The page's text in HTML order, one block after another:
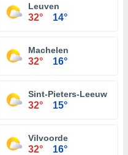
Leuven
32° 14°
Machelen
32° 16°
Sint-Pieters-Leeuw
32° 15°
Vilvoorde
32° 16°